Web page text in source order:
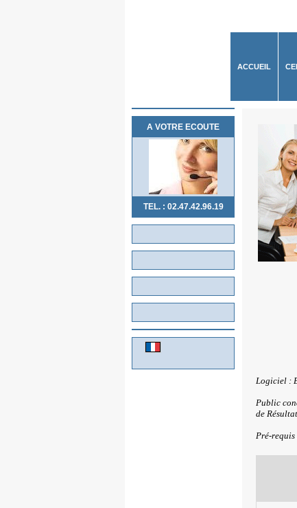
ACCUEIL
A VOTRE ECOUTE
TEL. : 02.47.42.96.19
Logiciel :
Public
de
Pré-